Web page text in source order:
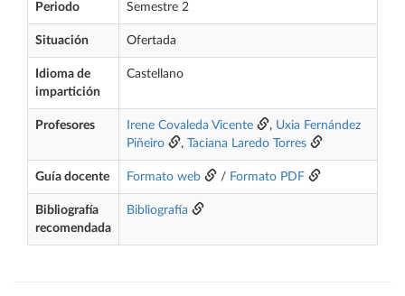
Periodo Semestre 2
Situación Ofertada
Idioma de
impartición
Castellano
Profesores Irene Covaleda Vicente , Uxia Fernández
Piñeiro
, Taciana Laredo Torres
Guía docente Formato web / Formato PDF
Bibliografía
recomendada
Bibliografía